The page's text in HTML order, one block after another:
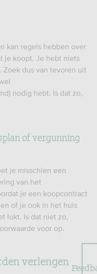
kan regels hebben over
je koopt. Je hebt niets
Zoek dus van tevoren uit
nodig hebt. Is dat zo,
of vergunning
je misschien een
van het
je een koopcontract
of je ook in het huis
lukt. Is dat niet zo,
voor op.
verlengen